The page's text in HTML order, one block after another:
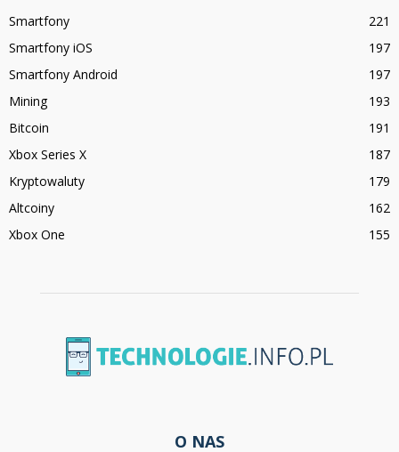
Smartfony
221
Smartfony iOS
197
Smartfony Android
197
Mining
193
Bitcoin
191
Xbox Series X
187
Kryptowaluty
179
Altcoiny
162
Xbox One
155
O NAS